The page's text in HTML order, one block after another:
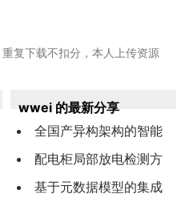
复下载不扣分，本人上传资源
wwei 的最新分享
全国产异构架构的智能
算力平台设计与实现
配电柜局部放电检测方
法的优化设计
基于元数据模型的集成